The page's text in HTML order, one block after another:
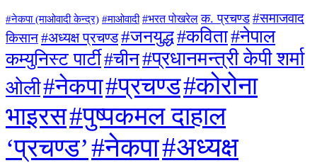
#नेकपा (माओवादी केन्द्र) #माओवादी #भरत पोखरेल क. प्रचण्ड #समाजवाद
किसान#अध्यक्ष प्रचण्ड#जनयुद्ध#कविता#नेपाल
कम्युनिस्ट पार्टी#चीन#प्रधानमन्त्री केपी शर्मा
ओली#नेकपा#प्रचण्ड#कोरोना
भाइरस#पुष्पकमल दाहाल
‘प्रचण्ड’#नेकपा#अध्यक्ष